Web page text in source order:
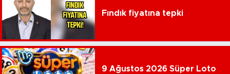
Fındık fiyatına tepki
9 Ağustos 2026 Süper Loto